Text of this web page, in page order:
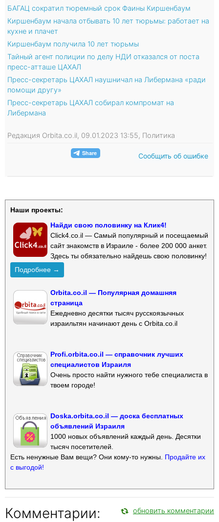
БАГАЦ сократил тюремный срок Фаины Киршенбаум
Киршенбаум начала отбывать 10 лет тюрьмы: работает на
кухне и плачет
Киршенбаум получила 10 лет тюрьмы
Тайный агент полиции по делу НДИ отказался от поста
пресс-атташе ЦАХАЛ
Пресс-секретарь ЦАХАЛ наушничал на Либермана «ради
помощи другу»
Пресс-секретарь ЦАХАЛ собирал компромат на
Либермана
Редакция Orbita.co.il, 09.01.2023 13:55, Политика
Сообщить об ошибке
Наши проекты:
Найди свою половинку на Клик4!
Click4.co.il — Самый популярный и посещаемый
сайт знакомств в Израиле - более 200 000 анкет.
Здесь ты обязательно найдешь свою половинку!
Подробнее →
Orbita.co.il — Популярная домашняя
страница
Ежедневно десятки тысяч русскоязычных
израильтян начинают день с Orbita.co.il
Profi.orbita.co.il — справочник лучших
специалистов Израиля
Очень просто найти нужного тебе специалиста в
твоем городе!
Doska.orbita.co.il — доска бесплатных
объявлений Израиля
1000 новых объявлений каждый день. Десятки
тысяч посетителей.
Есть ненужные Вам вещи? Они кому-то нужны. Продайте их
с выгодой!
Комментарии: обновить комментарии